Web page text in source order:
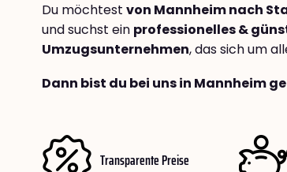
Du möchtest von Mannheim nach
und suchst ein professionelles &
Umzugsunternehmen, das sich um
Dann bist du bei uns in Mannheim
Transparente Preise